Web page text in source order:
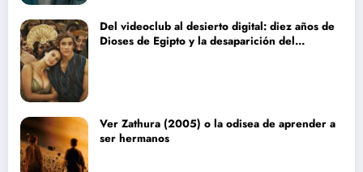
Del videoclub al desierto digital: diez años de
Dioses de Egipto y la desaparición del
Ver Zathura (2005) o la odisea de aprender a
ser hermanos